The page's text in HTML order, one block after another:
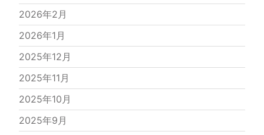
2026年2月
2026年1月
2025年12月
2025年11月
2025年10月
2025年9月